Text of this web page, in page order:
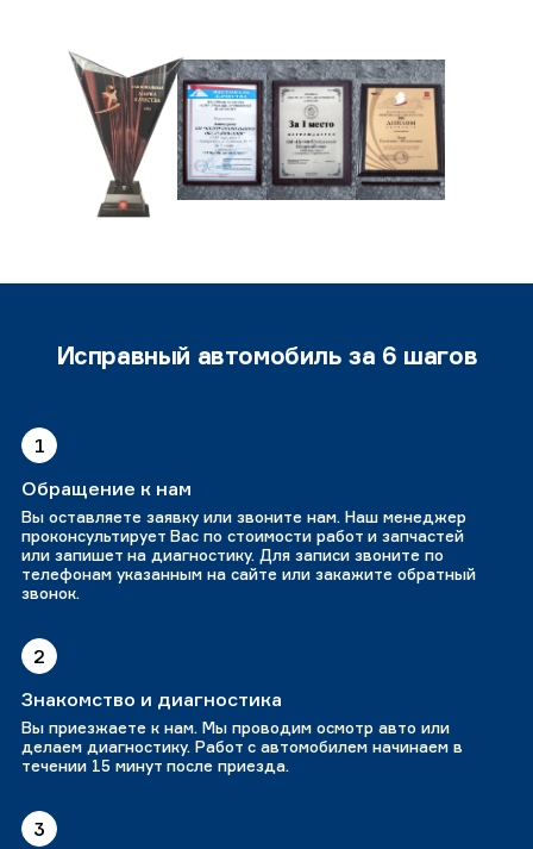
Исправный автомобиль за 6 шагов
1
Обращение к нам
Вы оставляете заявку или звоните нам. Наш менеджер
проконсультирует Вас по стоимости работ и запчастей
или запишет на диагностику. Для записи звоните по
телефонам указанным на сайте или закажите обратный
звонок.
2
Знакомство и диагностика
Вы приезжаете к нам. Мы проводим осмотр авто или
делаем диагностику. Работ с автомобилем начинаем в
течении 15 минут после приезда.
3